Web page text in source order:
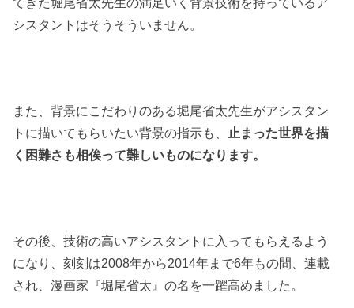
シスタントはそうそういません。
また、背景にこだわりのある堀尾省太先生がアシスタン
トに描いてもらいたい背景の指示も、
止まった世界を描
く困難さも相俟って難しいものになります。
その後、技術の高いアシスタントに入ってもらえるよう
になり、刻刻は2008年から2014年まで6年もの間、連載
され、漫画家『堀尾省太』の名を一躍高めました。